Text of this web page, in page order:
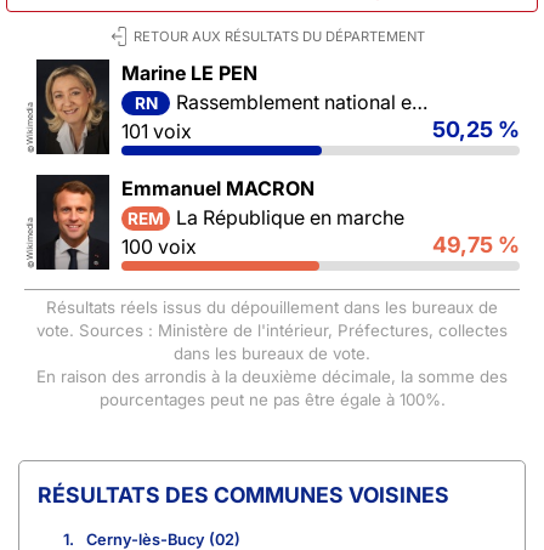
RETOUR AUX RÉSULTATS DU DÉPARTEMENT
©
Wikimedia
Marine LE PEN
RN
Rassemblement national et ses alliés
101 voix
50,25 %
©
Wikimedia
Emmanuel MACRON
REM
La République en marche
100 voix
49,75 %
Résultats réels issus du dépouillement dans les bureaux de
vote. Sources : Ministère de l'intérieur, Préfectures, collectes
dans les bureaux de vote.
En raison des arrondis à la deuxième décimale, la somme des
pourcentages peut ne pas être égale à 100%.
COMMUNES VOISINES
1.
Cerny-lès-Bucy (02)